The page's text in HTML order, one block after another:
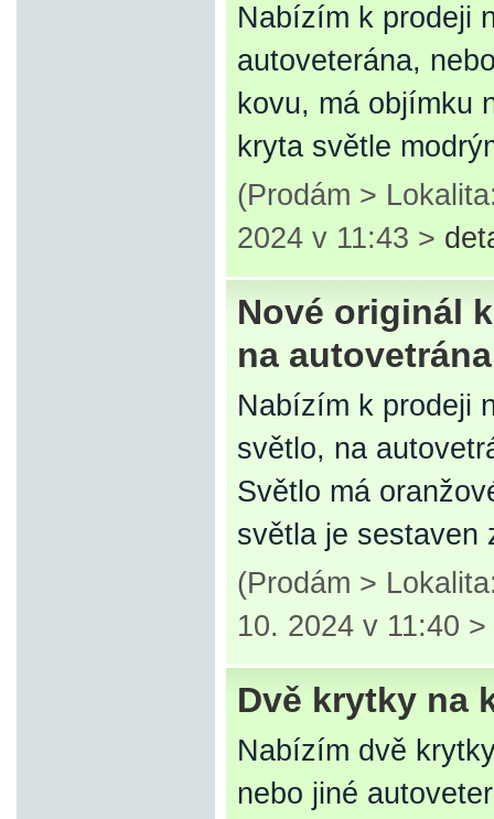
Nabízím k prodeji
autoveterána,
kovu, má objímku
kryta světle
(Prodám >
2024 v 11:43 >
Nové originál
na autovetrána
Nabízím k prodeji
světlo, na
Světlo má
světla je
(Prodám >
10. 2024 v 11:40 >
Dvě krytky na
Nabízím dvě
nebo jiné